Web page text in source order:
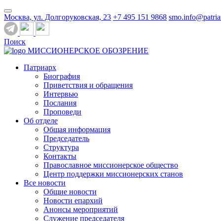
Москва, ул. Долгоруковская, 23 +7 495 151 9868
Поиск
МИССИОНЕРСКОЕ ОБОЗРЕНИЕ
Патриарх
Биография
Приветствия и обращения
Интервью
Послания
Проповеди
Об отделе
Общая информация
Председатель
Структура
Контакты
Православное миссионерское общество
Центр поддержки миссионерских станов
Все новости
Общие новости
Новости епархий
Анонсы мероприятий
Служение председателя